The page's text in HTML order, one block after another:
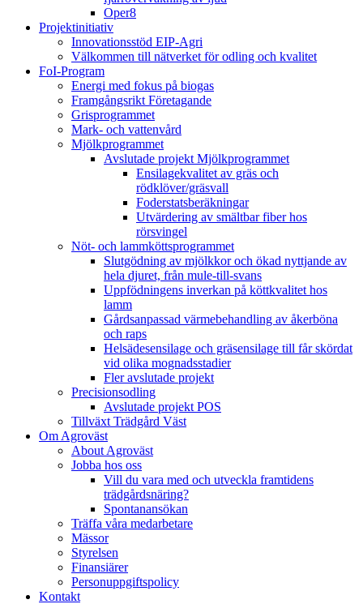
Oper8
Projektinitiativ
Innovationsstöd EIP-Agri
Välkommen till nätverket för odling och kvalitet
FoI-Program
Energi med fokus på biogas
Framgångsrikt Företagande
Grisprogrammet
Mark- och vattenvård
Mjölkprogrammet
Avslutade projekt Mjölkprogrammet
Ensilagekvalitet av gräs och
rödklöver/gräsvall
Foderstatsberäkningar
Utvärdering av smältbar fiber hos
rörsvingel
Nöt- och lammköttsprogrammet
Slutgödning av mjölkkor och ökad nyttjande av
hela djuret, från mule-till-svans
Uppfödningens inverkan på köttkvalitet hos
lamm
Gårdsanpassad värmebehandling av åkerböna
och raps
Helsädesensilage och gräsensilage till får skördat
vid olika mognadsstadier
Fler avslutade projekt
Precisionsodling
Avslutade projekt POS
Tillväxt Trädgård Väst
Om Agroväst
About Agroväst
Jobba hos oss
Vill du vara med och utveckla framtidens
trädgårdsnäring?
Spontanansökan
Träffa våra medarbetare
Mässor
Styrelsen
Finansiärer
Personuppgiftspolicy
Kontakt